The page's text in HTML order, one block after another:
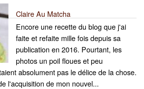
Claire Au Matcha
Encore une recette du blog que j'ai
faite et refaite mille fois depuis sa
publication en 2016. Pourtant, les
photos un poil floues et peu
absolument pas le délice de la chose.
l'acquisition de mon nouvel...